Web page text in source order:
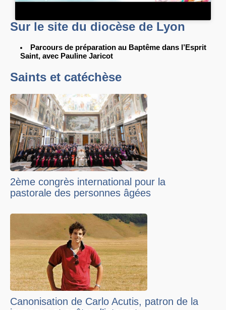
Sur le site du diocèse de Lyon
Parcours de préparation au Baptême dans l’Esprit
Saint, avec Pauline Jaricot
Saints et catéchèse
2ème congrès international pour la
pastorale des personnes âgées
Canonisation de Carlo Acutis, patron de la